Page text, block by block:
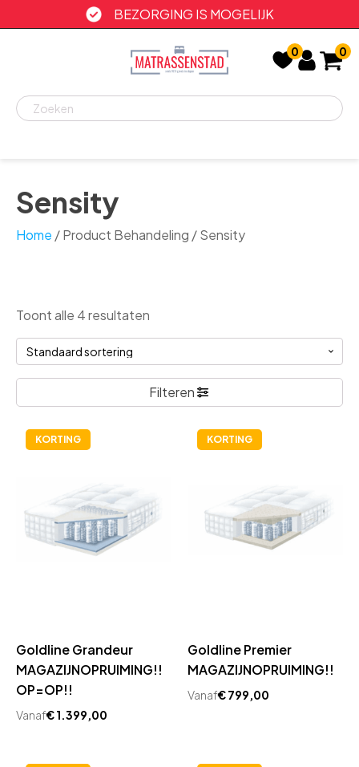
BEZORGING IS MOGELIJK
0 0
Sensity
Home / Product Behandeling / Sensity
Toont alle 4 resultaten
Filteren
KORTING
Goldline Grandeur
MAGAZIJNOPRUIMING!!
OP=OP!!
Vanaf€1.399,00
KORTING
Goldline Premier
MAGAZIJNOPRUIMING!!
Vanaf€799,00